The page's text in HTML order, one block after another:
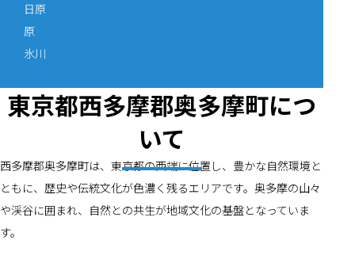
日原
原
氷川
東京都西多摩郡奥多摩町につ
いて
西多摩郡奥多摩町は、東京都の西端に位置し、豊かな自然環境と
ともに、歴史や伝統文化が色濃く残るエリアです。奥多摩の山々
や渓谷に囲まれ、自然との共生が地域文化の基盤となっていま
す。